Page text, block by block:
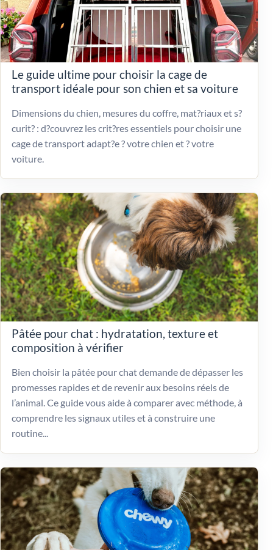
Le guide ultime pour choisir la cage de
transport idéale pour son chien et sa voiture
Dimensions du chien, mesures du coffre, mat?riaux et s?
curit? : d?couvrez les crit?res essentiels pour choisir une
cage de transport adapt?e ? votre chien et ? votre
voiture.
Pâtée pour chat : hydratation, texture et
composition à vérifier
Bien choisir la pâtée pour chat demande de dépasser les
promesses rapides et de revenir aux besoins réels de
l’animal. Ce guide vous aide à comparer avec méthode, à
comprendre les signaux utiles et à construire une
routine...